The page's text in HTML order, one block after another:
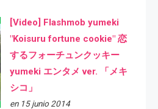
[Video] Flashmob yumeki
"Koisuru fortune cookie" 恋
するフォーチュンクッキー
yumeki エンタメ ver. 「メキ
シコ」
en 15 junio 2014